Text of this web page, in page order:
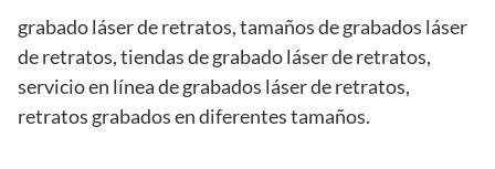
grabado láser de retratos, tamaños de grabados láser
de retratos, tiendas de grabado láser de retratos,
servicio en línea de grabados láser de retratos,
retratos grabados en diferentes tamaños.